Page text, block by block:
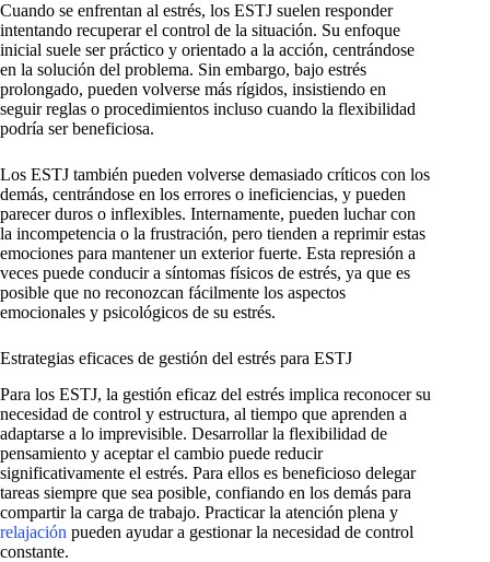
Cuando se enfrentan al estrés, los ESTJ suelen responder
intentando recuperar el control de la situación. Su enfoque
inicial suele ser práctico y orientado a la acción, centrándose
en la solución del problema. Sin embargo, bajo estrés
prolongado, pueden volverse más rígidos, insistiendo en
seguir reglas o procedimientos incluso cuando la flexibilidad
podría ser beneficiosa.
Los ESTJ también pueden volverse demasiado críticos con los
demás, centrándose en los errores o ineficiencias, y pueden
parecer duros o inflexibles. Internamente, pueden luchar con
la incompetencia o la frustración, pero tienden a reprimir estas
emociones para mantener un exterior fuerte. Esta represión a
veces puede conducir a síntomas físicos de estrés, ya que es
posible que no reconozcan fácilmente los aspectos
emocionales y psicológicos de su estrés.
Estrategias eficaces de gestión del estrés para ESTJ
Para los ESTJ, la gestión eficaz del estrés implica reconocer su
necesidad de control y estructura, al tiempo que aprenden a
adaptarse a lo imprevisible. Desarrollar la flexibilidad de
pensamiento y aceptar el cambio puede reducir
significativamente el estrés. Para ellos es beneficioso delegar
tareas siempre que sea posible, confiando en los demás para
compartir la carga de trabajo. Practicar la atención plena y
relajación pueden ayudar a gestionar la necesidad de control
constante.